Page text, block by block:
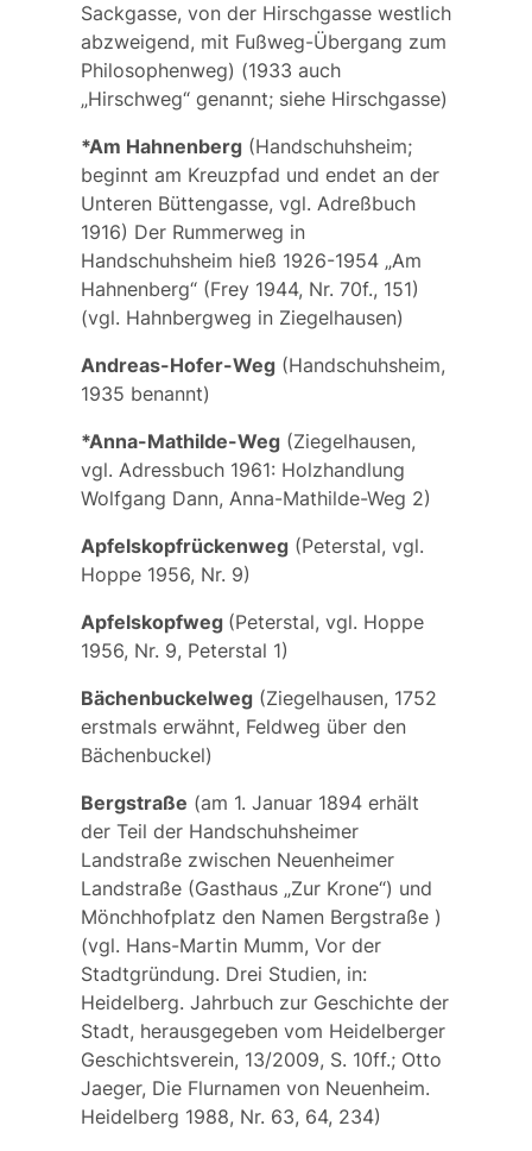
Sackgasse, von der Hirschgasse westlich
abzweigend, mit Fußweg-Übergang zum
Philosophenweg) (1933 auch
„Hirschweg“ genannt; siehe Hirschgasse)
*Am Hahnenberg(Handschuhsheim;
beginnt am Kreuzpfad und endet an der
Unteren Büttengasse, vgl. Adreßbuch
1916) Der Rummerweg in
Handschuhsheim hieß 1926-1954 „Am
Hahnenberg“ (Frey 1944, Nr. 70f., 151)
(vgl. Hahnbergweg in Ziegelhausen)
Andreas-Hofer-Weg(Handschuhsheim,
1935 benannt)
*Anna-Mathilde-Weg(Ziegelhausen,
vgl. Adressbuch 1961: Holzhandlung
Wolfgang Dann, Anna-Mathilde-Weg 2)
Apfelskopfrückenweg(Peterstal, vgl.
Hoppe 1956, Nr. 9)
Apfelskopfweg (Peterstal, vgl. Hoppe
1956, Nr. 9, Peterstal 1)
Bächenbuckelweg(Ziegelhausen, 1752
erstmals erwähnt, Feldweg über den
Bächenbuckel)
Bergstraße (am 1. Januar 1894 erhält
der Teil der Handschuhsheimer
Landstraße zwischen Neuenheimer
Landstraße (Gasthaus „Zur Krone“) und
Mönchhofplatz den Namen Bergstraße)
(vgl. Hans-Martin Mumm, Vor der
Stadtgründung. Drei Studien, in:
Heidelberg. Jahrbuch zur Geschichte der
Stadt, herausgegeben vom Heidelberger
Geschichtsverein, 13/2009, S. 10ff.; Otto
Jaeger, Die Flurnamen von Neuenheim.
Heidelberg 1988, Nr. 63, 64, 234)